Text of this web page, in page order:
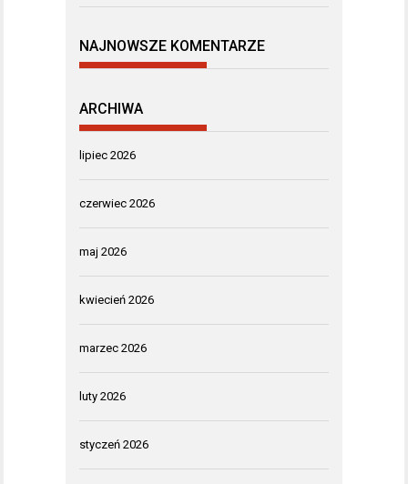
NAJNOWSZE KOMENTARZE
ARCHIWA
lipiec 2026
czerwiec 2026
maj 2026
kwiecień 2026
marzec 2026
luty 2026
styczeń 2026